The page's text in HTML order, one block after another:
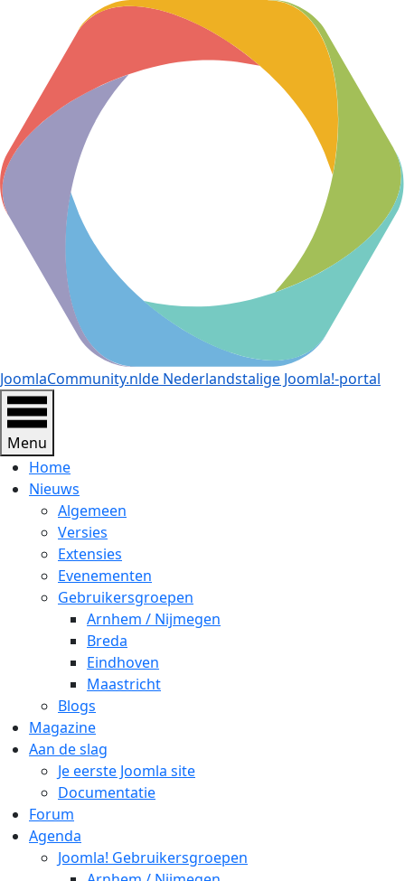
JoomlaCommunity.nlde Nederlandstalige Joomla!-portal
Menu
Home
Nieuws
Algemeen
Versies
Extensies
Evenementen
Gebruikersgroepen
Arnhem / Nijmegen
Breda
Eindhoven
Maastricht
Blogs
Magazine
Aan de slag
Je eerste Joomla site
Documentatie
Forum
Agenda
Joomla! Gebruikersgroepen